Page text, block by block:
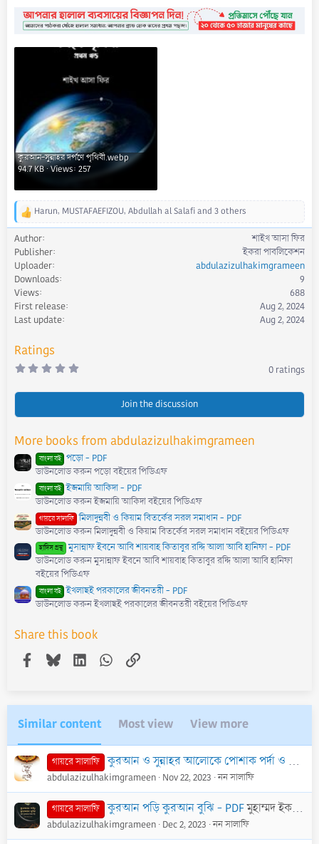
কুরআন-সুন্নাহর দর্পণে পৃথিবী.webp
94.7 KB · Views: 257
R
e
a
c
t
i
o
n
s
Harun, MUSTAFAEFIZOU, Abdullah al Salafiand 3 others
Author
শাইখ আসা ফির
Publisher
ইকরা পাবলিকেশন
Uploader
abdulazizulhakimgrameen
Downloads
9
Views
688
First release
Aug 2, 2024
Last update
Aug 2, 2024
Ratings
0
0
(
)
0 ratings
Join the discussion
More books from abdulazizulhakimgrameen
বাংলা বই পড়ো - PDF
ডাউনলোড করুন পড়ো বইয়ের পিডিএফ
বাংলা বই ইজমায়ি আকিদা - PDF
ডাউনলোড করুন ইজমায়ি আকিদা বইয়ের পিডিএফ
গায়রে সালাফি মিলাদুন্নবী ও কিয়াম বিতর্কের সরল সমাধান - PDF
ডাউনলোড করুন মিলাদুন্নবী ও কিয়াম বিতর্কের সরল সমাধান বইয়ের পিডিএফ
হাদিস গ্রন্থ মুসান্নাফ ইবনে আবি শায়বাহ কিতাবুর রদ্দি আলা আবি হানিফা - PDF
ডাউনলোড করুন মুসান্নাফ ইবনে আবি শায়বাহ কিতাবুর রদ্দি আলা আবি হানিফা
বইয়ের পিডিএফ
বাংলা বই ইখলাছই পরকালের জীবনতরী - PDF
ডাউনলোড করুন ইখলাছই পরকালের জীবনতরী বইয়ের পিডিএফ
Share this book
Facebook
BlueskyLinkedInWhatsApp
Link
Similar content Most view View more
গায়রে সালাফি কুরআন ও সুন্নাহর আলোকে পোশাক পর্দা ও দেহসজ্জা - PDF
abdulazizulhakimgrameen Nov 22, 2023 নন সালাফি
গায়রে সালাফি কুরআন পড়ি কুরআন বুঝি - PDFমুহাম্মদ ইকবাল কিলানী
abdulazizulhakimgrameen Dec 2, 2023 নন সালাফি